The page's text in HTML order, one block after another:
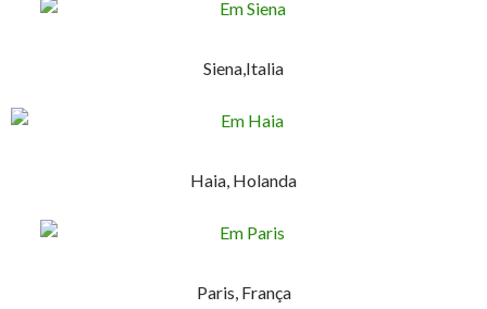
Siena,Italia
Haia, Holanda
Paris, França